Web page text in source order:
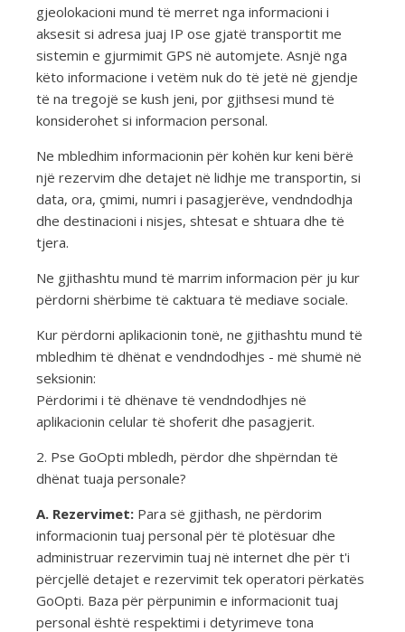
gjeolokacioni mund të merret nga informacioni i
aksesit si adresa juaj IP ose gjatë transportit me
sistemin e gjurmimit GPS në automjete. Asnjë nga
këto informacione i vetëm nuk do të jetë në gjendje
të na tregojë se kush jeni, por gjithsesi mund të
konsiderohet si informacion personal.
Ne mbledhim informacionin për kohën kur keni bërë
një rezervim dhe detajet në lidhje me transportin, si
data, ora, çmimi, numri i pasagjerëve, vendndodhja
dhe destinacioni i nisjes, shtesat e shtuara dhe të
tjera.
Ne gjithashtu mund të marrim informacion për ju kur
përdorni shërbime të caktuara të mediave sociale.
Kur përdorni aplikacionin tonë, ne gjithashtu mund të
mbledhim të dhënat e vendndodhjes - më shumë në
seksionin:
Përdorimi i të dhënave të vendndodhjes në
aplikacionin celular të shoferit dhe pasagjerit.
2. Pse GoOpti mbledh, përdor dhe shpërndan të
dhënat tuaja personale?
A. Rezervimet:Para së gjithash, ne përdorim
informacionin tuaj personal për të plotësuar dhe
administruar rezervimin tuaj në internet dhe për t'i
përcjellë detajet e rezervimit tek operatori përkatës
GoOpti. Baza për përpunimin e informacionit tuaj
personal është respektimi i detyrimeve tona